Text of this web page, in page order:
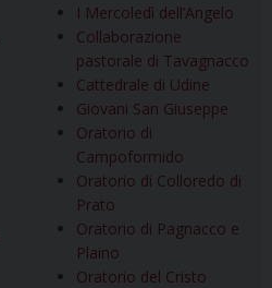
I Mercoledì dell’Angelo
Collaborazione
pastorale di Tavagnacco
Cattedrale di Udine
Giovani San Giuseppe
Oratorio di
Campoformido
Oratorio di Colloredo di
Prato
Oratorio di Pagnacco e
Plaino
Oratorio del Cristo